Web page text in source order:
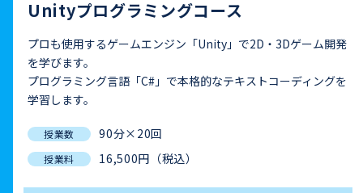
Unityプログラミングコース
プロも使用するゲームエンジン「Unity」で2D・3Dゲーム開発
を学びます。
プログラミング言語「C#」で本格的なテキストコーディングを
学習します。
授業数 90分×20回
授業料 16,500円（税込）